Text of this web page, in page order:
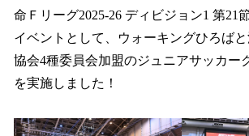
数
読
み
込
み
で
命Ｆリーグ2025-26 ディビジョン1 第21
イベントとして、ウォーキングひろば
協会4種委員会加盟のジュニアサッカー
を実施しました！